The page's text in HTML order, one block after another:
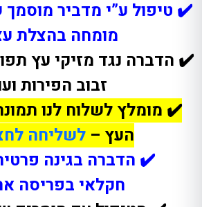
✔️ טיפול ע”י מדביר מוסמך
מומחה בהצלת
✔️ הדברה נגד מזיקי עץ
זבוב הפירות
✔️ מומלץ לשלוח לנו
העץ –לשליחה
✔️ הדברה בגינה
חקלאי בפריסה